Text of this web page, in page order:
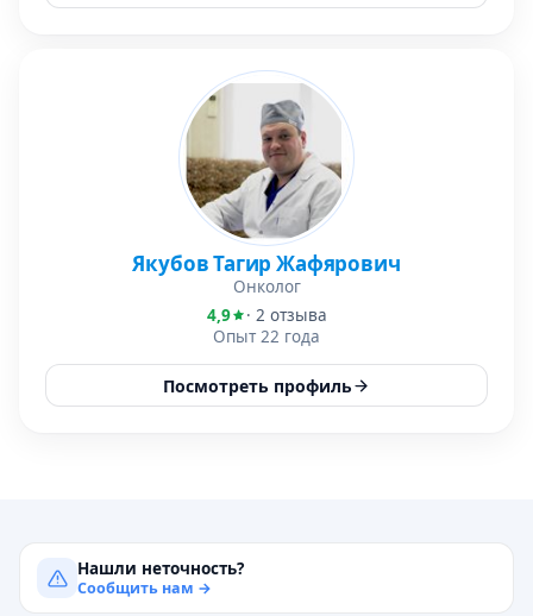
Якубов Тагир Жафярович
Онколог
4,9
· 2 отзыва
Опыт 22 года
Посмотреть профиль
Нашли неточность?
Сообщить нам →